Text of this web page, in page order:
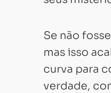
Se não
mas isso
curva para
verdade,